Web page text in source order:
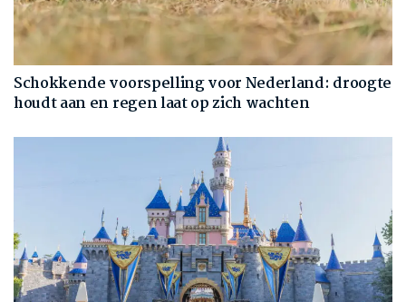
Schokkende voorspelling voor Nederland: droogte
houdt aan en regen laat op zich wachten